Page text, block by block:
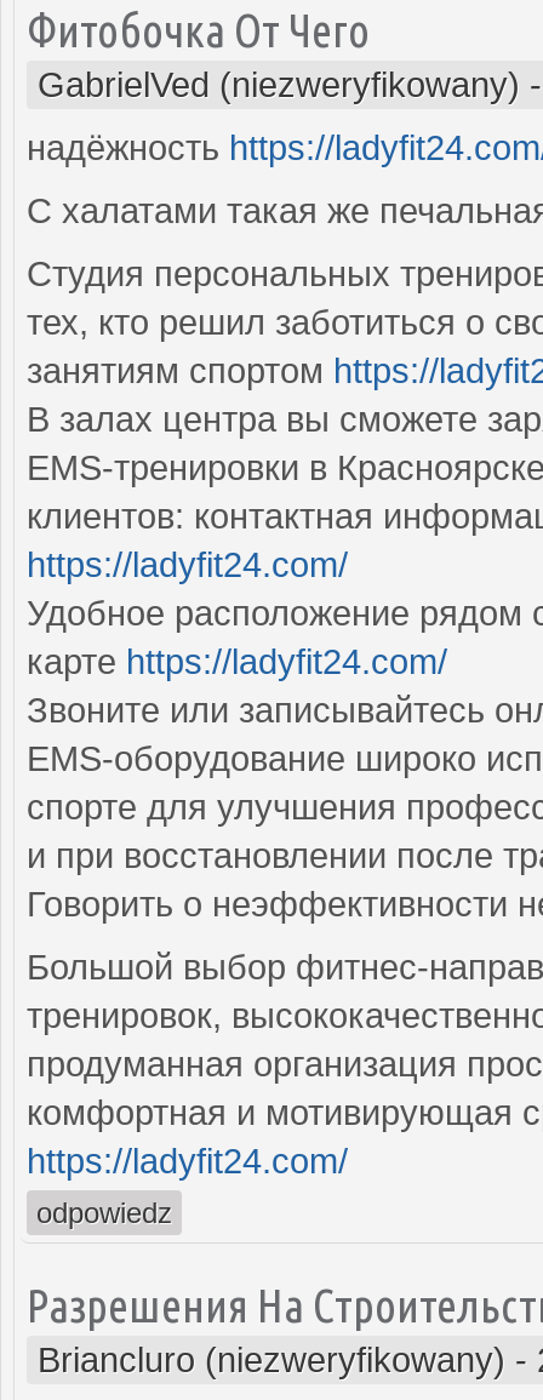
Фитобочка От Чего
GabrielVed (niezweryfikowany)
надёжность https://
С халатами такая же
Студия персональных
тех, кто решил заботиться о
занятиям спортом https://
В залах центра вы сможете
EMS-тренировки в
клиентов: контактная
https://ladyfit24.com/
Удобное расположение рядом
карте https://ladyfit24.com/
Звоните или записывайтесь
EMS-оборудование широко
спорте для улучшения
и при восстановлении после
Говорить о неэффективности
Большой выбор фитнес-
тренировок,
продуманная организация
комфортная и мотивирующая
https://ladyfit24.com/
odpowiedz
Разрешения На
Briancluro (niezweryfikowany) -